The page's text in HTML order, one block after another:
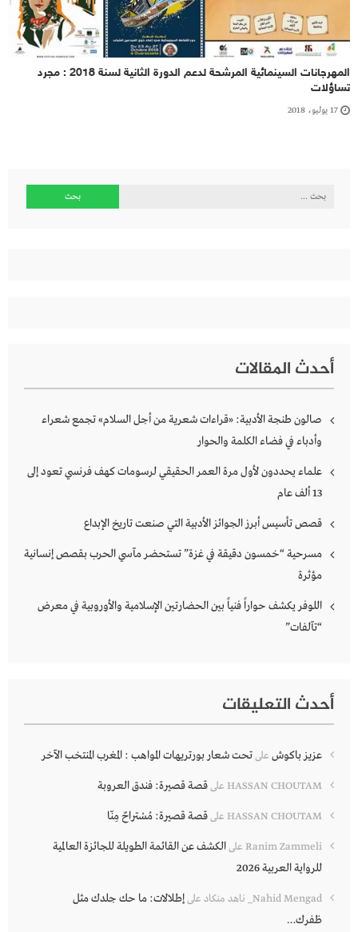
المهرجانات السينمائية المرشحة لدعم الدورة الثانية لسنة 2018 : مجرد
تساؤلات
17 يوليو، 2018
البحث
أحدث المقالات
صالون طنجة الأدبية: «قراءات شعرية من أجل السلام» تجمع شعراء
وأدباء في فضاء الكلمة والحوار
علماء يحددون لأول مرة العمر الحقيقي لرسومات كهف فرنسي تعود إلى
13 ألف عام
قصص تأسيس أبرز الجوائز الأدبية التي صنعت تاريخ الإبداع
مسرحية “خمسون دقيقة في غزة” تستحضر مآسي الحرب بقصص إنسانية
مؤثرة
اللوفر يكشف حواراً فنياً بين الحضارتين الإسلامية والأوروبية في معرض
“تآلفات”
أحدث التعليقات
عزيز باكوش علىتحت شعار بورتريهات المواهب : المغرب المنتخب الآخر
HASSAN CHOUTAM علىقصة قصيرة: فندق العروبة
HASSAN CHOUTAM علىقصة قصيرة: مُسْتراحٌ مِنّا
Ranim Zammeli علىالكشف عن القائمة الطويلة للجائزة العالمية
للرواية العربية 2026
Nahid Mengad_ ناهد منكاد علىإطلالات: ما حك جلدك مثل
ظفرك…